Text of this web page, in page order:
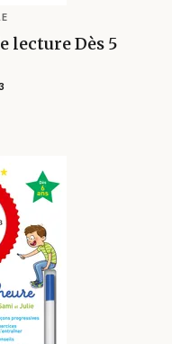
lecture Dès 5